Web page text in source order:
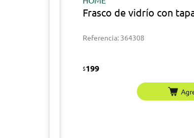
Frasco de vidrío con
Referencia: 364308
$199